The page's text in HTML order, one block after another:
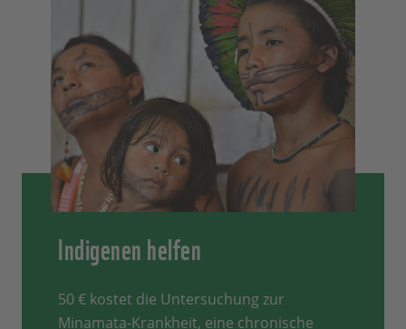
Indigenen helfen
50 € kostet die Untersuchung zur
Minamata-Krankheit, eine chronische